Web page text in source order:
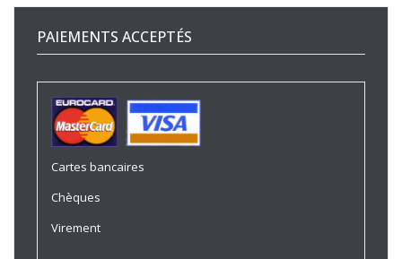
PAIEMENTS ACCEPTÉS
Cartes bancaires
Chèques
Virement